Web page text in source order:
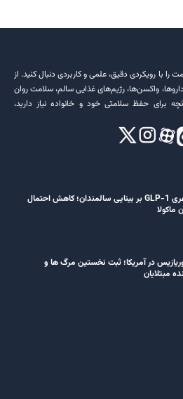
را با رویکردی دقیق، علمی و کاربردی دنبال کنید. از
واکسن‌ها، رژیم‌های غذایی سالم، سلامت روان
برای حفظ سلامتی خود و خانواده نیاز دارید،
تاثیر داروهای لاغری GLP-1 بر بینایی سالمندان؛ کاهش احتمال
ماکولا
در آمریکا؛ ثبت نخستین مرگ ها و
مبتلایان